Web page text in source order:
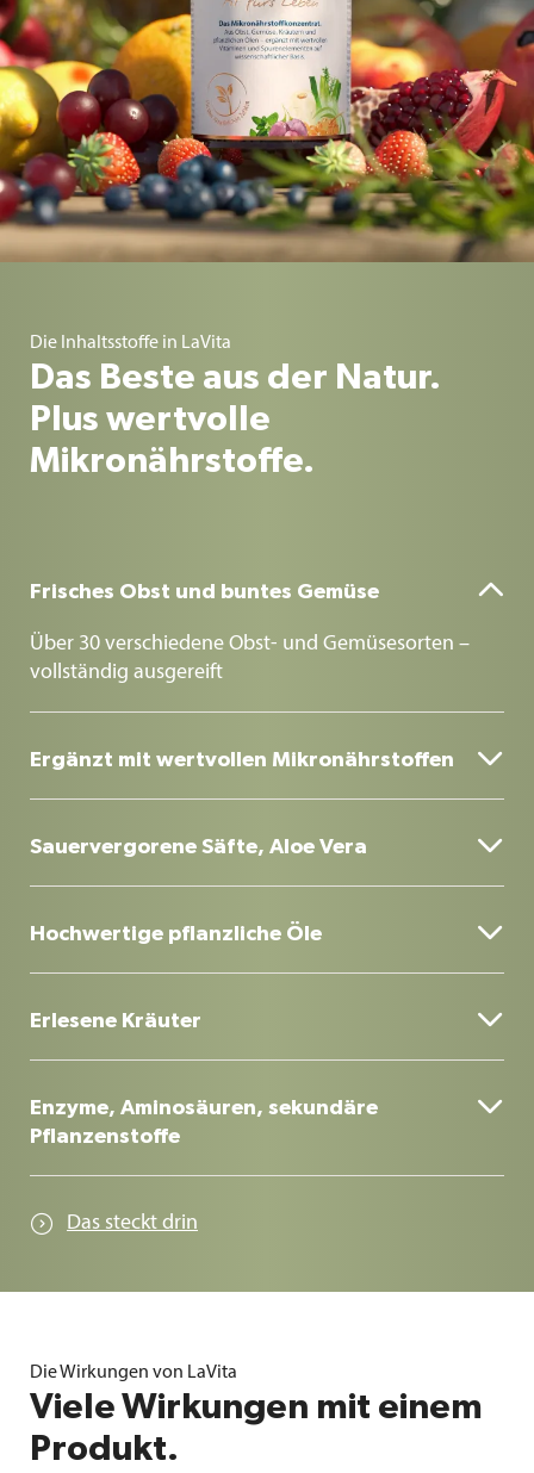
Die Inhaltsstoffe in LaVita
Das Beste aus der Natur.
Plus wertvolle
Mikronährstoffe.
Frisches Obst und buntes Gemüse 
Über 30 verschiedene Obst- und Gemüsesorten –
vollständig ausgereift
Ergänzt mit wertvollen Mikronährstoffen 
wissenschaftlicher Basis ergänzen die über 70
Sauervergorene Säfte, Aloe Vera 
überwiegend L(+)-Milchsäure sowie Aloe Vera.
Hochwertige pflanzliche Öle 
fettlöslicher Vitamine wie E, D, K und Beta-Carotin.
Erlesene Kräuter 
Schätze der Natur
Enzyme, Aminosäuren, sekundäre
Pflanzenstoffe

LaVita unzählige sekundäre Pflanzenstoffe und
 Das steckt drin
Die Wirkungen von LaVita
Viele Wirkungen mit einem
Produkt.